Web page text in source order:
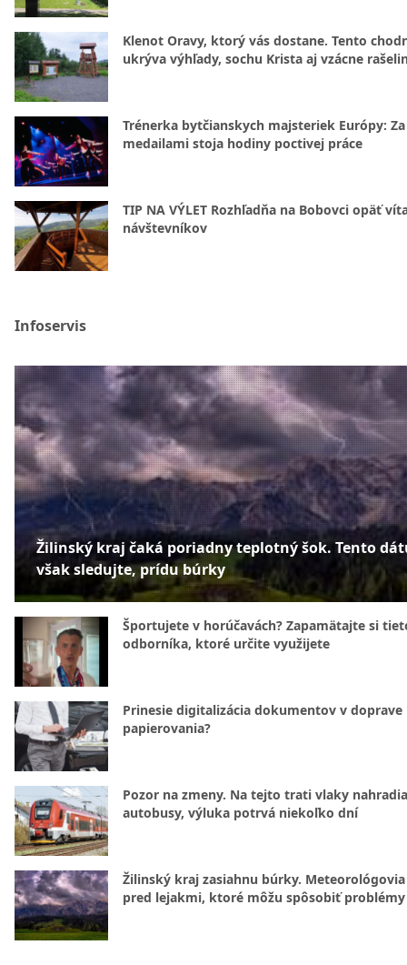
Klenot Oravy, ktorý vás dostane. Tento
ukrýva výhľady, sochu Krista aj vzácne
Trénerka bytčianskych majsteriek Európy: Za
medailami stoja hodiny poctivej práce
TIP NA VÝLET Rozhľadňa na Bobovci opäť
návštevníkov
Infoservis
Žilinský kraj čaká poriadny teplotný šok. Tento
však sledujte, prídu búrky
Športujete v horúčavách? Zapamätajte si
odborníka, ktoré určite využijete
Prinesie digitalizácia dokumentov v doprave
papierovania?
Pozor na zmeny. Na tejto trati vlaky nahradia
autobusy, výluka potrvá niekoľko dní
Žilinský kraj zasiahnu búrky.
pred lejakmi, ktoré môžu spôsobiť problémy